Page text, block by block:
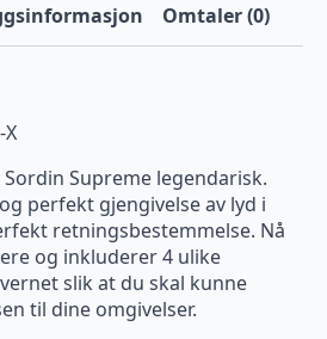
Omtaler (0)
Supreme legendarisk.
perfekt gjengivelse av lyd i
retningsbestemmelse. Nå
og inkluderer 4 ulike
slik at du skal kunne
til dine omgivelser.